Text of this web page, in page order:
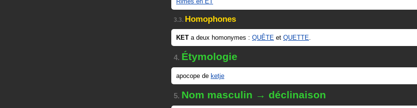
3.3. Homophones
KET a deux homonymes : QUÊTE et QUETTE.
4. Étymologie
apocope de ketje
5. Nom masculin → déclinaison